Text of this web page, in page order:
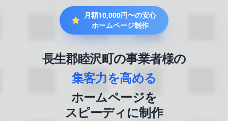
月額10,000円〜の安心
ホームページ制作
長生郡睦沢町の事業者様の
集客力を高める
ホームページを
スピーディに制作